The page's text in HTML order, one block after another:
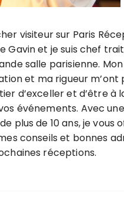
visiteur sur Paris
Gavin et je suis chef
salle parisienne.
et ma rigueur m’ont
d’exceller et d’être à
événements. Avec une
plus de 10 ans, je vous
conseils et bonnes
réceptions.